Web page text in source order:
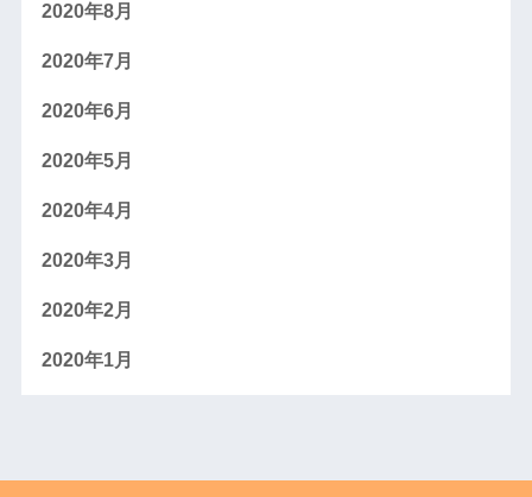
2020年8月
2020年7月
2020年6月
2020年5月
2020年4月
2020年3月
2020年2月
2020年1月